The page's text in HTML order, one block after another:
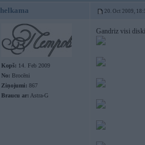
helkama 20. Oct 2009,
Kopš: 14. Feb 2009
No: Brocēni
Ziņojumi: 867
Braucu ar: Astra-G
Gandriz visi